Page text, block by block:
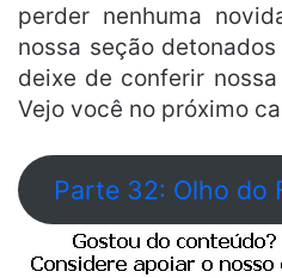
perder nenhuma
nossa seção
deixe de conferir
Vejo você no próximo
Parte 32: Olho do